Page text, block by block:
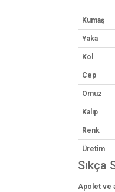
Kumaş
Yaka
Kol
Cep
Omuz
Kalıp
Renk
Üretim
Sıkça
Apolet ve